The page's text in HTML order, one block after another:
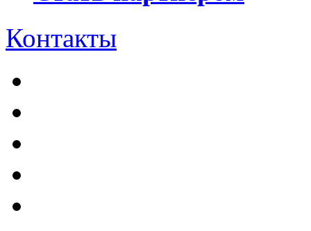
Контакты